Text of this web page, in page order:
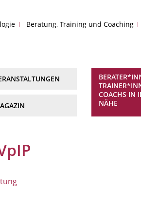
Beratung, Training und Coaching
COACHS IN
NÄHE